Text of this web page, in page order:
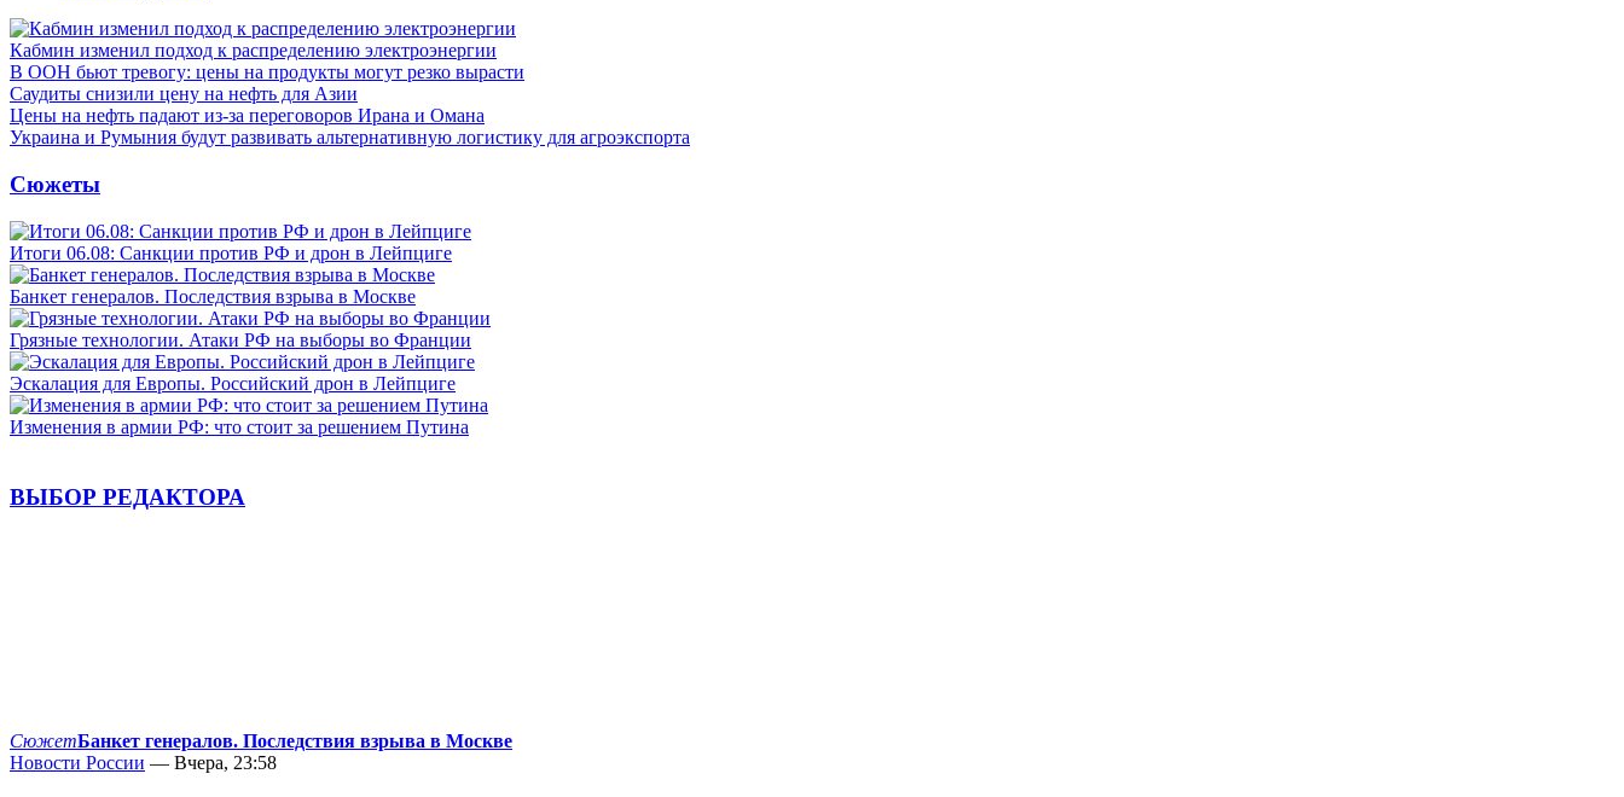
Кабмин изменил подход к распределению электроэнергии
В ООН бьют тревогу: цены на продукты могут резко вырасти
Саудиты снизили цену на нефть для Азии
Цены на нефть падают из-за переговоров Ирана и Омана
Украина и Румыния будут развивать альтернативную логистику для агроэкспорта
Сюжеты
Итоги 06.08: Санкции против РФ и дрон в Лейпциге
Банкет генералов. Последствия взрыва в Москве
Грязные технологии. Атаки РФ на выборы во Франции
Эскалация для Европы. Российский дрон в Лейпциге
Изменения в армии РФ: что стоит за решением Путина
ВЫБОР РЕДАКТОРА
СюжетБанкет генералов. Последствия взрыва в Москве
Новости России — Вчера, 23:58